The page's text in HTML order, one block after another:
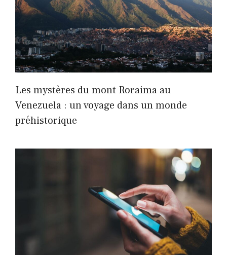
Les mystères du mont Roraima au
Venezuela : un voyage dans un monde
préhistorique